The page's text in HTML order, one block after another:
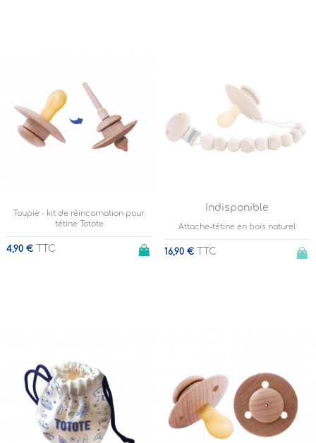
Toupie - kit de réincarnation pour
tétine Totote
4,90 € TTC
Indisponible
Attache-tétine en bois naturel
16,90 € TTC